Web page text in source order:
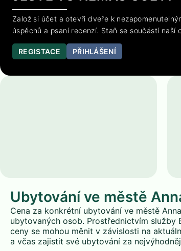
Založ si účet a otevři dveře k
úspěchů a psaní recenzí. Staň se součástí naší
REGISTACE PŘIHLÁŠENÍ
Ubytování ve městě
Cena za konkrétní ubytování ve městě
ubytovaných osob. Prostřednictvím
ceny se mohou měnit v závislosti na
a včas zajistit své ubytování za